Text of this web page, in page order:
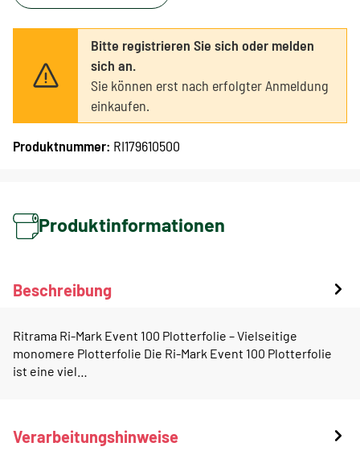
Bitte registrieren Sie sich oder melden
sich an.
Sie können erst nach erfolgter Anmeldung
einkaufen.
Produktnummer: RI179610500
Produktinformationen
Beschreibung
Ritrama Ri-Mark Event 100 Plotterfolie – Vielseitige
monomere Plotterfolie Die Ri-Mark Event 100 Plotterfolie
ist eine viel…
Verarbeitungshinweise